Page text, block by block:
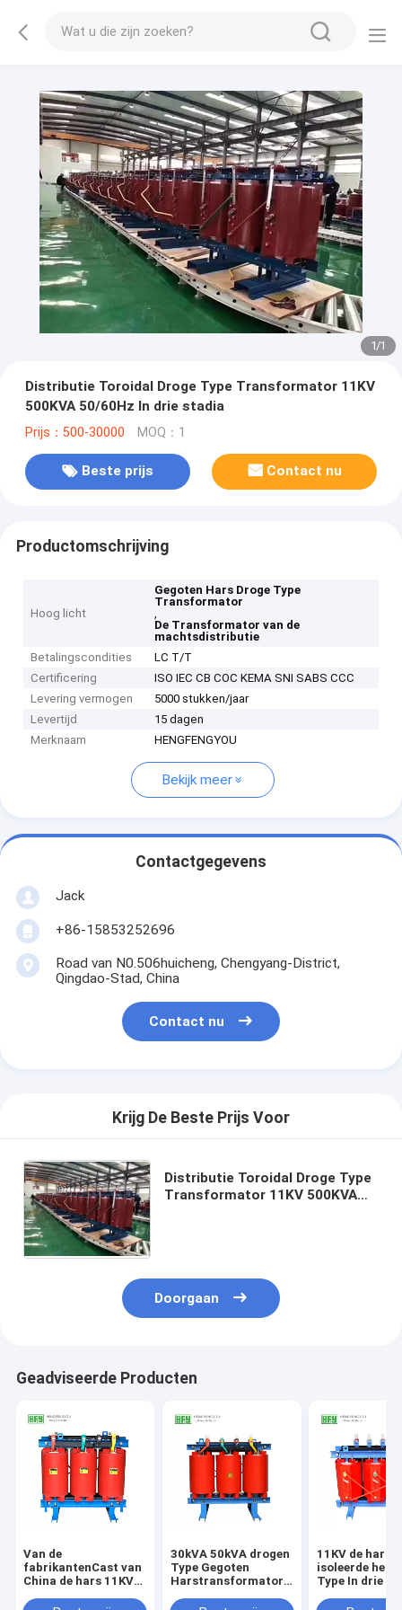
1/1
Distributie Toroidal Droge Type Transformator 11KV
500KVA 50/60Hz In drie stadia
Prijs：500-30000 MOQ：1
Beste prijs Contact nu
Productomschrijving
Hoog licht
Gegoten Hars Droge Type
Transformator
,
De Transformator van de
machtsdistributie
Betalingscondities
LC T/T
Certificering
ISO IEC CB COC KEMA SNI SABS CCC
Levering vermogen
5000 stukken/jaar
Levertijd
15 dagen
Merknaam
HENGFENGYOU
Bekijk meer
Contactgegevens
Jack
+86-15853252696
Road van N0.506huicheng, Chengyang-District,
Qingdao-Stad, China
Contact nu
Krijg De Beste Prijs Voor
Distributie Toroidal Droge Type
Transformator 11KV 500KVA
Doorgaan
Geadviseerde Producten
Van de
fabrikantenCast van
China de hars 11KV
30kVA 50kVA drogen
Type Gegoten
Harstransformator
11KV de hars
isoleerde het
Type In drie